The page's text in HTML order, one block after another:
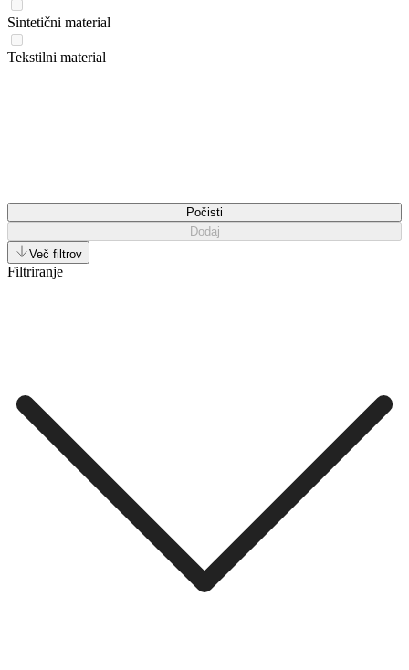
Sintetični material
Tekstilni material
Počisti
Dodaj
Več filtrov
Filtriranje